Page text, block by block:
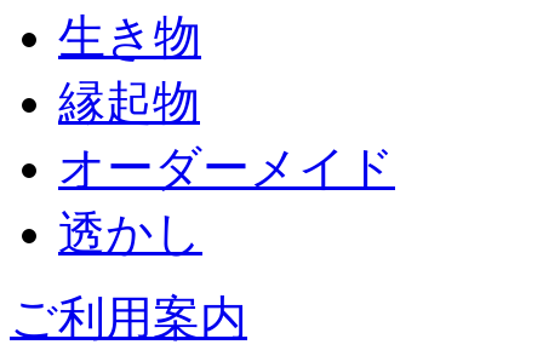
生き物
縁起物
オーダーメイド
透かし
ご利用案内